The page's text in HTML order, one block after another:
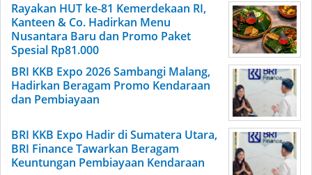
Rayakan HUT ke-81 Kemerdekaan RI,
Kanteen & Co. Hadirkan Menu
Nusantara Baru dan Promo Paket
Spesial Rp81.000
BRI KKB Expo 2026 Sambangi Malang,
Hadirkan Beragam Promo Kendaraan
dan Pembiayaan
BRI KKB Expo Hadir di Sumatera Utara,
BRI Finance Tawarkan Beragam
Keuntungan Pembiayaan Kendaraan